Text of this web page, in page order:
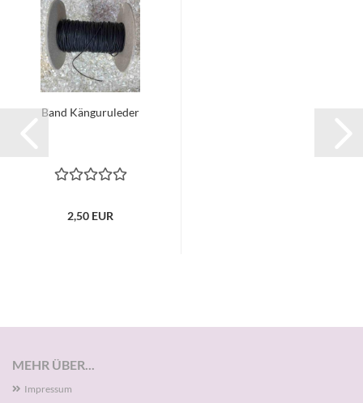
Band Känguruleder
2,50 EUR
MEHR ÜBER...
Impressum